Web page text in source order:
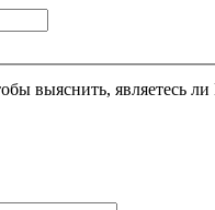
или представляете из себя робота